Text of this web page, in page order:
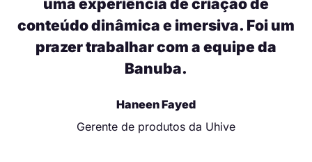
uma experiência de criação de
conteúdo dinâmica e imersiva. Foi um
prazer trabalhar com a equipe da
Banuba.
Haneen Fayed
Gerente de produtos da Uhive